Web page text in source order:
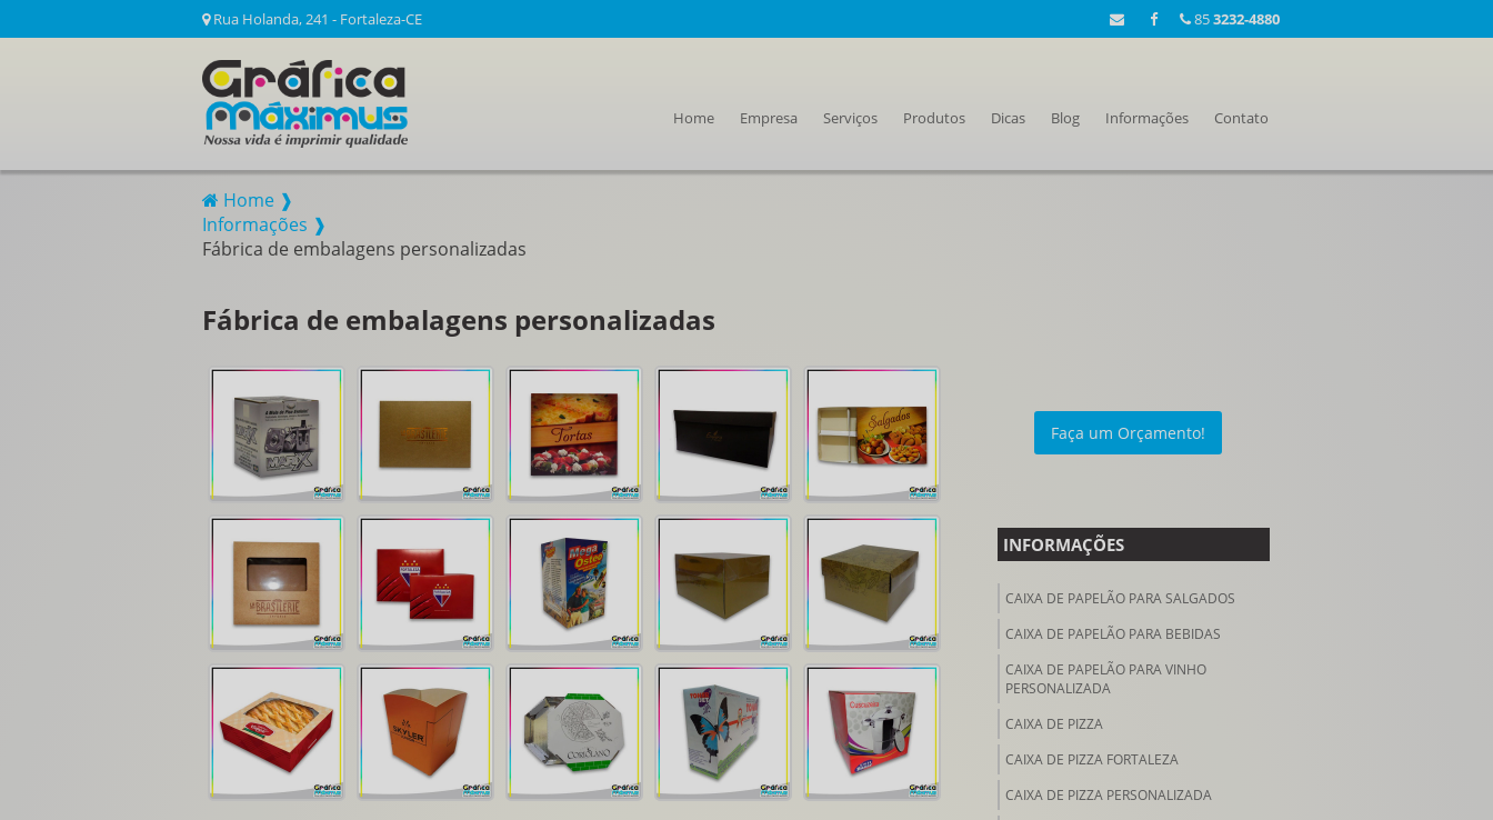
Rua Holanda, 241 - Fortaleza-CE 853232-4880
Home Empresa Serviços Produtos Dicas Blog Informações Contato
Home ❱
Informações ❱
Fábrica de embalagens personalizadas
Fábrica de embalagens personalizadas
Faça um Orçamento!
INFORMAÇÕES
CAIXA DE PAPELÃO PARA SALGADOS
CAIXA DE PAPELÃO PARA BEBIDAS
CAIXA DE PAPELÃO PARA VINHO
PERSONALIZADA
CAIXA DE PIZZA
CAIXA DE PIZZA FORTALEZA
CAIXA DE PIZZA PERSONALIZADA